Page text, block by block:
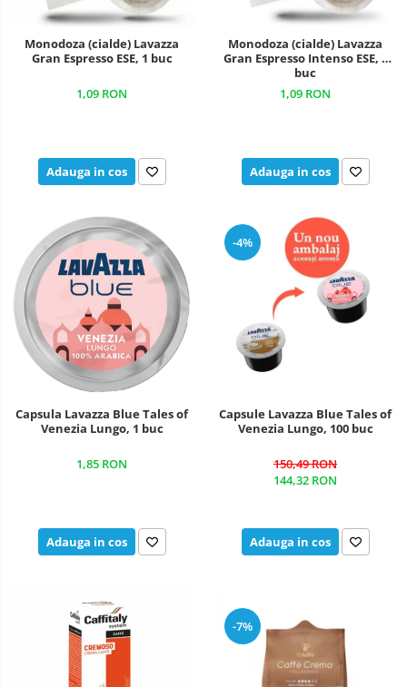
Monodoza (cialde) Lavazza
Gran Espresso ESE, 1 buc
1,09 RON
Adauga in cos
Monodoza (cialde) Lavazza
Gran Espresso Intenso ESE, 1
buc
1,09 RON
Adauga in cos
Capsula Lavazza Blue Tales of
Venezia Lungo, 1 buc
1,85 RON
Adauga in cos
-4%
Capsule Lavazza Blue Tales of
Venezia Lungo, 100 buc
150,49 RON
144,32 RON
Adauga in cos
-7%